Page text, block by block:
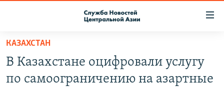
Вернуться
основному
содержанию
КАЗАХСТАН
В Казахстане оцифровали услугу
по самоограничению на азартные